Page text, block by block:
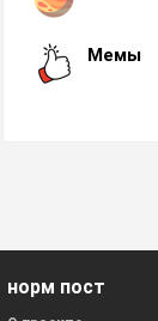
Мемы
норм пост